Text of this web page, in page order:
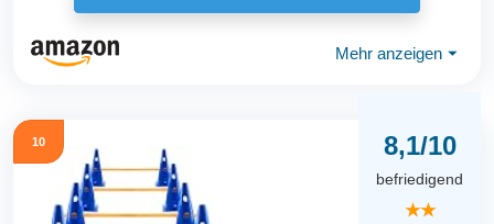
Mehr anzeigen ⏷
10 8,1/10
befriedigend
★★